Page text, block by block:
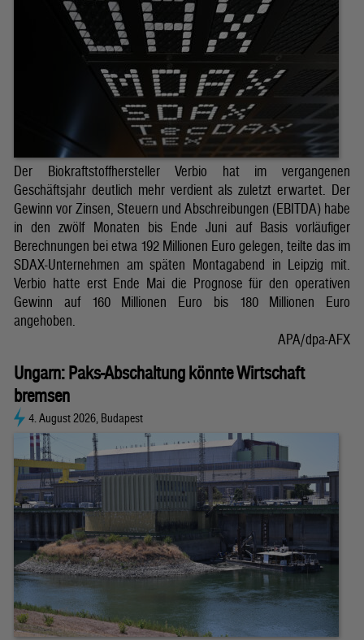
Der Biokraftstoffhersteller Verbio hat im vergangenen
Geschäftsjahr deutlich mehr verdient als zuletzt erwartet. Der
Gewinn vor Zinsen, Steuern und Abschreibungen (EBITDA) habe
in den zwölf Monaten bis Ende Juni auf Basis vorläufiger
Berechnungen bei etwa 192 Millionen Euro gelegen, teilte das im
SDAX-Unternehmen am späten Montagabend in Leipzig mit.
Verbio hatte erst Ende Mai die Prognose für den operativen
Gewinn auf 160 Millionen Euro bis 180 Millionen Euro
angehoben.
APA/dpa-AFX
Ungarn: Paks-Abschaltung könnte Wirtschaft
bremsen
4. August 2026, Budapest